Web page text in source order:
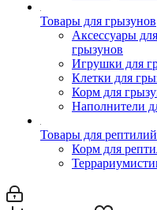
Товары для грызунов
Аксессуары для
грызунов
Игрушки для
Клетки для
Корм для
Наполнители
Товары для рептилий
Корм для